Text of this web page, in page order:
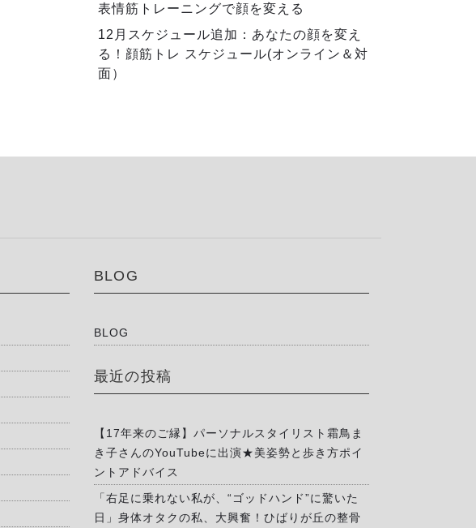
表情筋トレーニングで顔を変える
12月スケジュール追加：あなたの顔を変え
る！顔筋トレ スケジュール(オンライン＆対
面）
BLOG
BLOG
最近の投稿
【17年来のご縁】パーソナルスタイリスト霜鳥ま
き子さんのYouTubeに出演★美姿勢と歩き方ポイ
ントアドバイス
「右足に乗れない私が、“ゴッドハンド”に驚いた
日」身体オタクの私、大興奮！ひばりが丘の整骨